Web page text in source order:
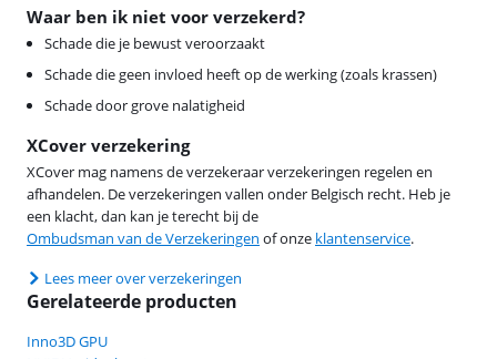
Waar ben ik niet voor verzekerd?
Schade die je bewust veroorzaakt
Schade die geen invloed heeft op de werking (zoals krassen)
Schade door grove nalatigheid
XCover verzekering
XCover mag namens de verzekeraar verzekeringen regelen en
afhandelen. De verzekeringen vallen onder Belgisch recht. Heb je
een klacht, dan kan je terecht bij de
Ombudsman van de Verzekeringen of onze klantenservice.
Lees meer over verzekeringen
Gerelateerde producten
Inno3D GPU